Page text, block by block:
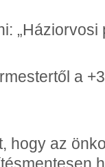
„Háziorvosi
a
hogy az